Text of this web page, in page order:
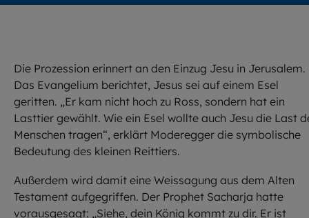
Die Prozession erinnert an den Einzug Jesu in Jerusalem.
Das Evangelium berichtet, Jesus sei auf einem Esel
geritten. „Er kam nicht hoch zu Ross, sondern hat ein
Lasttier gewählt. Wie ein Esel wollte auch Jesu die Last
Menschen tragen“, erklärt Moderegger die symbolische
Bedeutung des kleinen Reittiers.
Außerdem wird damit eine Weissagung aus dem Alten
Testament aufgegriffen. Der Prophet Sacharja hatte
vorausgesagt: „Siehe, dein König kommt zu dir. Er ist